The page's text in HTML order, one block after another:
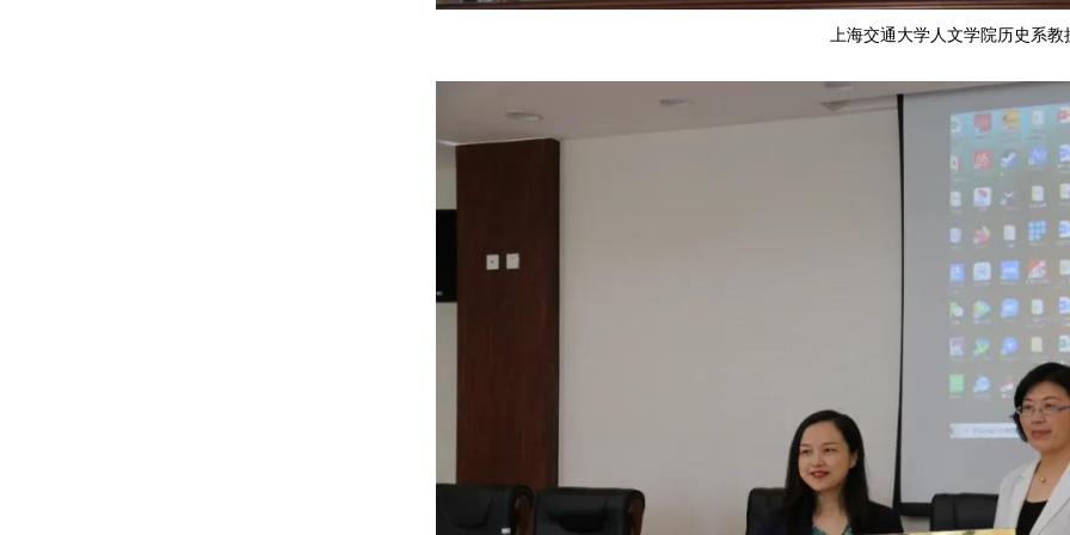
上海交通大学人文学院历史系教